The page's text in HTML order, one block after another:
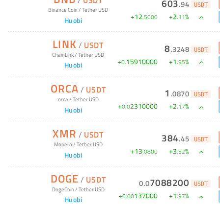
Binance Coin/Tether USD
Huobi
603.94 USDT
+12.5000 +2.11%
LINK / USDT
ChainLink/Tether USD
Huobi
8.3248 USDT
+0.15910000 +1.95%
ORCA / USDT
orca/Tether USD
Huobi
1 .0870 USDT
+0.02310000 +2.17%
XMR / USDT
Monero/Tether USD
Huobi
384.45 USDT
+13.0800 +3.52%
DOGE / USDT
DogeCoin/Tether USD
Huobi
0.07088200 USDT
+0.00137000 +1.97%